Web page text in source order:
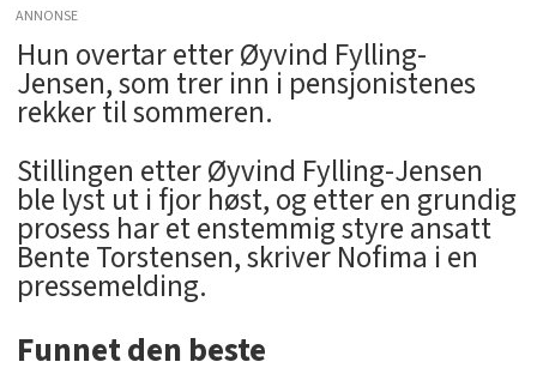
ANNONSE
Hun overtar etter Øyvind Fylling-
Jensen, som trer inn i pensjonistenes
rekker til sommeren.
Stillingen etter Øyvind Fylling-Jensen
ble lyst ut i fjor høst, og etter en grundig
prosess har et enstemmig styre ansatt
Bente Torstensen, skriver Nofima i en
pressemelding.
Funnet den beste